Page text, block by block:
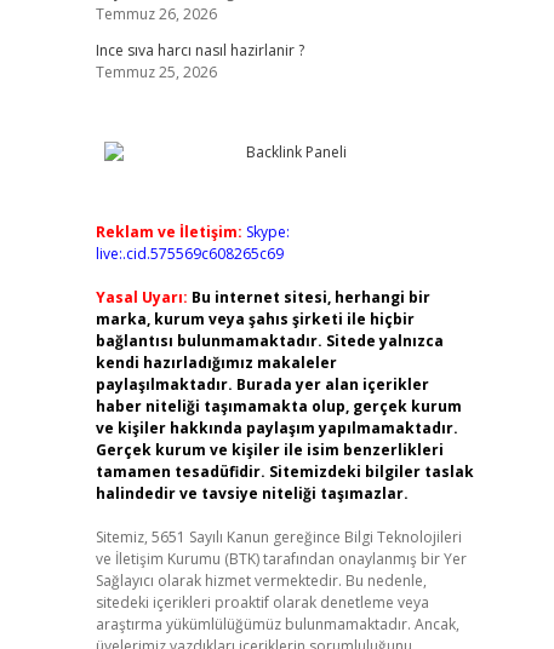
Temmuz 26, 2026
Ince sıva harcı nasıl hazirlanir ?
Temmuz 25, 2026
Reklam ve İletişim: Skype:
live:.cid.575569c608265c69
Yasal Uyarı: Bu internet sitesi, herhangi bir
marka, kurum veya şahıs şirketi ile hiçbir
bağlantısı bulunmamaktadır. Sitede yalnızca
kendi hazırladığımız makaleler
paylaşılmaktadır. Burada yer alan içerikler
haber niteliği taşımamakta olup, gerçek kurum
ve kişiler hakkında paylaşım yapılmamaktadır.
Gerçek kurum ve kişiler ile isim benzerlikleri
tamamen tesadüfidir. Sitemizdeki bilgiler taslak
halindedir ve tavsiye niteliği taşımazlar.
Sitemiz, 5651 Sayılı Kanun gereğince Bilgi Teknolojileri
ve İletişim Kurumu (BTK) tarafından onaylanmış bir Yer
Sağlayıcı olarak hizmet vermektedir. Bu nedenle,
sitedeki içerikleri proaktif olarak denetleme veya
araştırma yükümlülüğümüz bulunmamaktadır. Ancak,